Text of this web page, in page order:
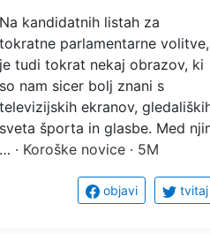
Med njimi tudi
Taks
Na kandidatnih listah za
tokratne parlamentarne volitve,
je tudi tokrat nekaj obrazov, ki
so nam sicer bolj znani s
televizijskih ekranov,
sveta športa in glasbe. Med
… · Koroške novice · 5M
objavi tvitaj